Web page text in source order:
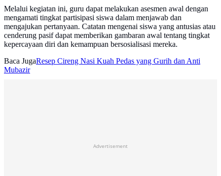
Melalui kegiatan ini, guru dapat melakukan asesmen awal dengan
mengamati tingkat partisipasi siswa dalam menjawab dan
mengajukan pertanyaan. Catatan mengenai siswa yang antusias atau
cenderung pasif dapat memberikan gambaran awal tentang tingkat
kepercayaan diri dan kemampuan bersosialisasi mereka.
Baca JugaResep Cireng Nasi Kuah Pedas yang Gurih dan Anti
Mubazir
Advertisement